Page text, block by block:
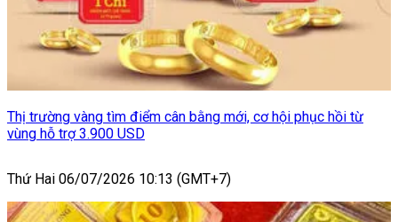
Thị trường vàng tìm điểm cân bằng mới, cơ hội phục hồi từ
vùng hỗ trợ 3.900 USD
Thứ Hai 06/07/2026 10:13 (GMT+7)